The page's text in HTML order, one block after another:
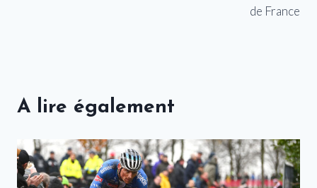
de France
A lire également